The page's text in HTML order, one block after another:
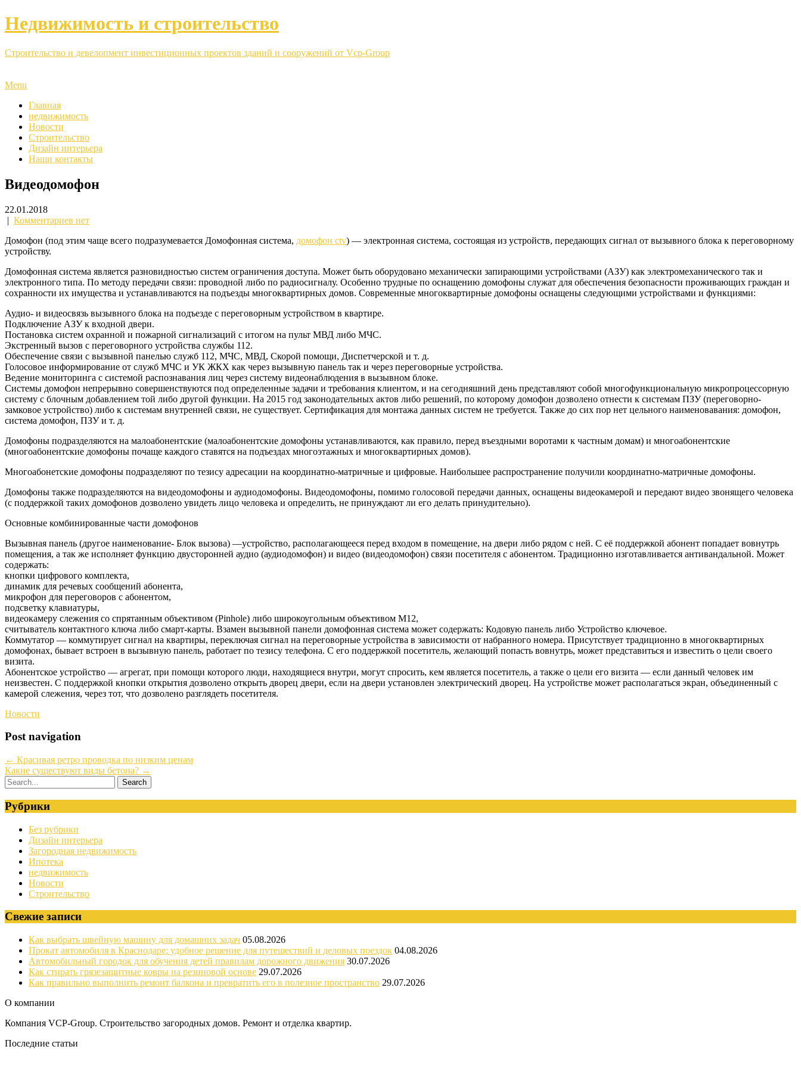
Недвижимость и строительство
Строительство и девелопмент инвестиционных проектов зданий и сооружений от Vcp-Group
Menu
Главная
недвижимость
Новости
Строительство
Дизайн интерьера
Наши контакты
Видеодомофон
22.01.2018
| Комментариев нет
Домофон (под этим чаще всего подразумевается Домофонная система, домофон ctv) — электронная система, состоящая из устройств, передающих сигнал от вызывного блока к переговорному
устройству.
Домофонная система является разновидностью систем ограничения доступа. Может быть оборудовано механически запирающими устройствами (АЗУ) как электромеханического так и
электронного типа. По методу передачи связи: проводной либо по радиосигналу. Особенно трудные по оснащению домофоны служат для обеспечения безопасности проживающих граждан и
сохранности их имущества и устанавливаются на подъезды многоквартирных домов. Современные многоквартирные домофоны оснащены следующими устройствами и функциями:
Аудио- и видеосвязь вызывного блока на подъезде с переговорным устройством в квартире.
Подключение АЗУ к входной двери.
Постановка систем охранной и пожарной сигнализаций с итогом на пульт МВД либо МЧС.
Экстренный вызов с переговорного устройства службы 112.
Обеспечение связи с вызывной панелью служб 112, МЧС, МВД, Скорой помощи, Диспетчерской и т. д.
Голосовое информирование от служб МЧС и УК ЖКХ как через вызывную панель так и через переговорные устройства.
Ведение мониторинга с системой распознавания лиц через систему видеонаблюдения в вызывном блоке.
Системы домофон непрерывно совершенствуются под определенные задачи и требования клиентом, и на сегодняшний день представляют собой многофункциональную микропроцессорную
систему с блочным добавлением той либо другой функции. На 2015 год законодательных актов либо решений, по которому домофон дозволено отнести к системам ПЗУ (переговорно-
замковое устройство) либо к системам внутренней связи, не существует. Сертификация для монтажа данных систем не требуется. Также до сих пор нет цельного наименовавания: домофон,
система домофон, ПЗУ и т. д.
Домофоны подразделяются на малоабонентские (малоабонентские домофоны устанавливаются, как правило, перед въездными воротами к частным домам) и многоабонентские
(многоабонентские домофоны почаще каждого ставятся на подъездах многоэтажных и многоквартирных домов).
Многоабонетские домофоны подразделяют по тезису адресации на координатно-матричные и цифровые. Наибольшее распространение получили координатно-матричные домофоны.
Домофоны также подразделяются на видеодомофоны и аудиодомофоны. Видеодомофоны, помимо голосовой передачи данных, оснащены видеокамерой и передают видео звонящего человека
(с поддержкой таких домофонов дозволено увидеть лицо человека и определить, не принуждают ли его делать принудительно).
Основные комбинированные части домофонов
Вызывная панель (другое наименование- Блок вызова) —устройство, располагающееся перед входом в помещение, на двери либо рядом с ней. С её поддержкой абонент попадает вовнутрь
помещения, а так же исполняет функцию двусторонней аудио (аудиодомофон) и видео (видеодомофон) связи посетителя с абонентом. Традиционно изготавливается антивандальной. Может
содержать:
кнопки цифрового комплекта,
динамик для речевых сообщений абонента,
микрофон для переговоров с абонентом,
подсветку клавиатуры,
видеокамеру слежения со спрятанным объективом (Pinhole) либо широкоугольным объективом M12,
считыватель контактного ключа либо смарт-карты. Взамен вызывной панели домофонная система может содержать: Кодовую панель либо Устройство ключевое.
Коммутатор — коммутирует сигнал на квартиры, переключая сигнал на переговорные устройства в зависимости от набранного номера. Присутствует традиционно в многоквартирных
домофонах, бывает встроен в вызывную панель, работает по тезису телефона. С его поддержкой посетитель, желающий попасть вовнутрь, может представиться и известить о цели своего
визита.
Абонентское устройство — агрегат, при помощи которого люди, находящиеся внутри, могут спросить, кем является посетитель, а также о цели его визита — если данный человек им
неизвестен. С поддержкой кнопки открытия дозволено открыть дворец двери, если на двери установлен электрический дворец. На устройстве может располагаться экран, объединенный с
камерой слежения, через тот, что дозволено разглядеть посетителя.
Новости
Post navigation
← Красивая ретро проводка по низким ценам
Какие существуют виды бетона? →
Рубрики
Без рубрики
Дизайн интерьера
Загородная недвижимость
Ипотека
недвижимость
Новости
Строительство
Свежие записи
Как выбрать швейную машину для домашних задач 05.08.2026
Прокат автомобиля в Краснодаре: удобное решение для путешествий и деловых поездок 04.08.2026
Автомобильный городок для обучения детей правилам дорожного движения 30.07.2026
Как стирать грязезащитные ковры на резиновой основе 29.07.2026
Как правильно выполнить ремонт балкона и превратить его в полезное пространство 29.07.2026
О компании
Компания VCP-Group. Строительство загородных домов. Ремонт и отделка квартир.
Последние статьи